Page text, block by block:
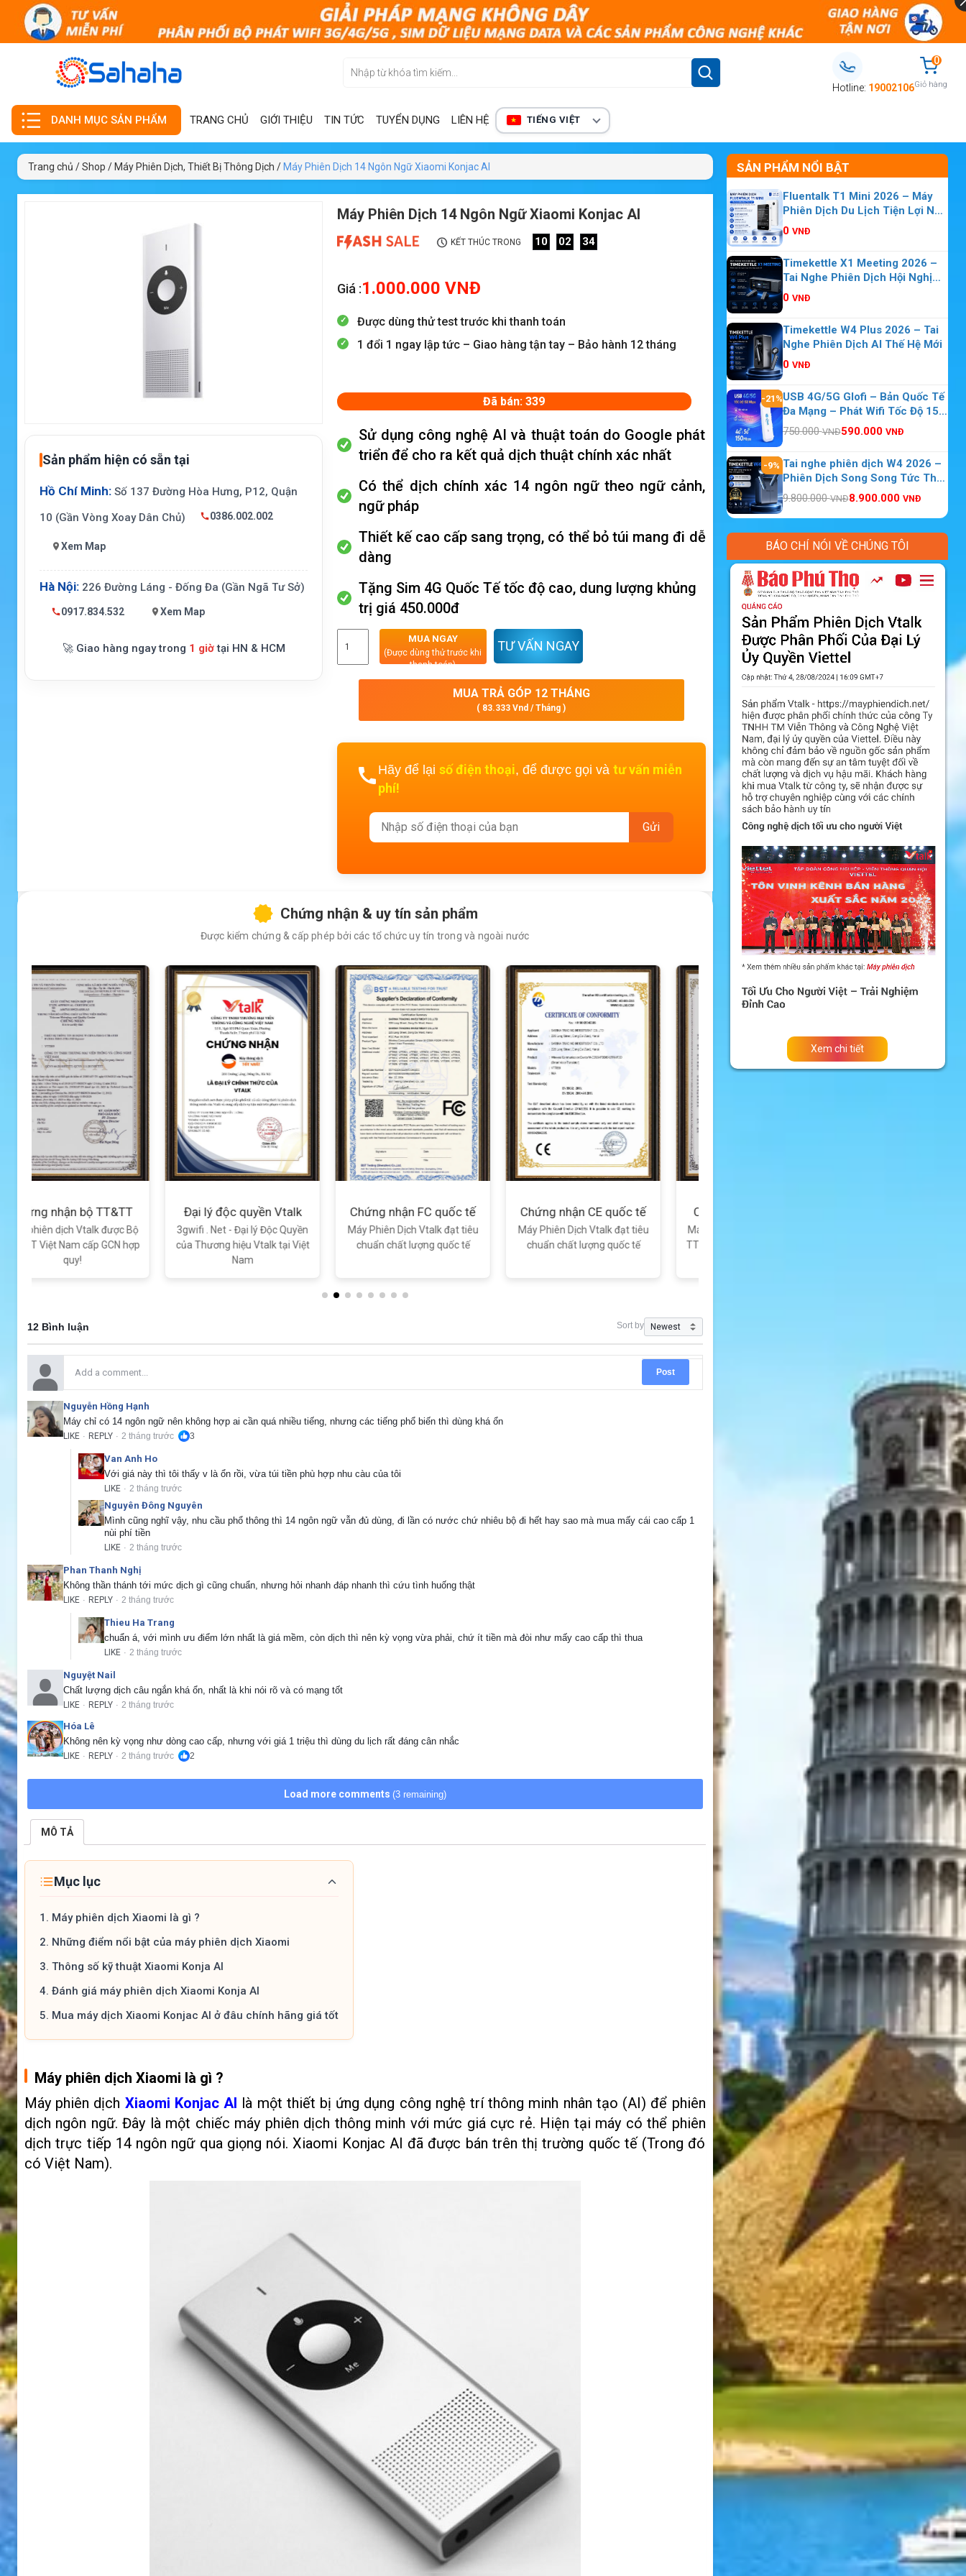
Hotline: 19002106
0
Giỏ hàng
DANH MỤC SẢN PHẨM TRANG CHỦ GIỚI THIỆU TIN TỨC TUYỂN DỤNG LIÊN HỆ TIẾNG VIỆT
Trang chủ /Shop / Máy Phiên Dịch, Thiết Bị Thông Dịch / Máy Phiên Dịch 14 Ngôn Ngữ Xiaomi Konjac AI
Sản phẩm hiện có sẵn tại
Hồ Chí Minh: Số 137 Đường Hòa Hưng, P12, Quận
10 (Gần Vòng Xoay Dân Chủ)
0386.002.002
Xem Map
Hà Nội: 226 Đường Láng - Đống Đa (Gần Ngã Tư Sở)
0917.834.532 Xem Map
🚀 Giao hàng ngay trong 1 giờtại HN & HCM
Máy Phiên Dịch 14 Ngôn Ngữ Xiaomi Konjac AI
KẾT THÚC TRONG 10 02 32
Giá :1.000.000VNĐ
Được dùng thử test trước khi thanh toán
1 đổi 1 ngay lập tức – Giao hàng tận tay – Bảo hành 12 tháng
Đã bán: 339
Sử dụng công nghệ AI và thuật toán do Google phát
triển để cho ra kết quả dịchthuật chính xác nhất
Có thể dịch chính xác 14 ngôn ngữ theo ngữ cảnh,
ngữ pháp
Thiết kế cao cấp sang trọng, có thể bỏ túi mang đi dễ
dàng
Tặng Sim 4G Quốc Tế tốc độ cao, dung lượng khủng
trị giá 450.000đ
MUA NGAY
(Được dùng thử trước khi
thanh toán)
TƯ VẤN NGAY
MUA TRẢ GÓP 12 THÁNG
( 83.333 Vnd / Tháng )
Hãy để lạisố điện thoại, để được gọi vàtư vấn miễn
phí!
Chứng nhận & uy tín sản phẩm
Được kiểm chứng & cấp phép bởi các tổ chức uy tín trong và ngoài nước
Đại lý độc quyền Vtalk
3gwifi . Net - Đại lý Độc Quyền
của Thương hiệu Vtalk tại Việt
Chứng nhận FC quốc tế
Máy Phiên Dịch Vtalk đạt tiêu
chuẩn chất lượng quốc tế
Chứng nhận CE quốc tế
Máy Phiên Dịch Vtalk đạt tiêu
chuẩn chất lượng quốc tế
Chứng nhận bộ TT&TT
Máy phiên dịch Vtalk được Bộ
TT&TT Việt Nam cấp GCN hợp
12 Bình luận Sort by
Post
Nguyễn Hồng Hạnh
Máy chỉ có 14 ngôn ngữ nên không hợp ai cần quá nhiều tiếng, nhưng các tiếng phổ biến thì dùng khá ổn
LIKE · REPLY · 2 tháng trước 3
Van Anh Ho
Với giá này thì tôi thấy v là ổn rồi, vừa túi tiền phù hợp nhu càu của tôi
LIKE · 2 tháng trước
Nguyên Đông Nguyên
Mình cũng nghĩ vậy, nhu cầu phổ thông thì 14 ngôn ngữ vẫn đủ dùng, đi lần có nước chứ nhiêu bộ đi hết hay sao mà mua mấy cái cao cấp 1
nùi phí tiền
LIKE · 2 tháng trước
Phan Thanh Nghị
Không thần thánh tới mức dịch gì cũng chuẩn, nhưng hỏi nhanh đáp nhanh thì cứu tình huống thật
LIKE · REPLY · 2 tháng trước
Thieu Ha Trang
chuẩn á, với mình ưu điểm lớn nhất là giá mềm, còn dịch thì nên kỳ vọng vừa phải, chứ ít tiền mà đòi như mấy cao cấp thì thua
LIKE · 2 tháng trước
Nguyệt Nail
Chất lượng dịch câu ngắn khá ổn, nhất là khi nói rõ và có mạng tốt
LIKE · REPLY · 2 tháng trước
Hóa Lê
Không nên kỳ vọng như dòng cao cấp, nhưng với giá 1 triệu thì dùng du lịch rất đáng cân nhắc
LIKE · REPLY · 2 tháng trước 2
Load more comments (3 remaining)
MÔ TẢ
Mục lục
1. Máy phiên dịch Xiaomi là gì ?
2. Những điểm nổi bật của máy phiên dịch Xiaomi
3. Thông số kỹ thuật Xiaomi Konja AI
4. Đánh giá máy phiên dịch Xiaomi Konja AI
5. Mua máy dịch Xiaomi Konjac AI ở đâu chính hãng giá tốt
Máy phiên dịch Xiaomi là gì ?
Máy phiên dịch Xiaomi Konjac AI là một thiết bị ứng dụng công nghệ trí thông minh nhân tạo (AI) để phiên
dịch ngôn ngữ. Đây là một chiếc máy phiên dịch thông minh với mức giá cực rẻ. Hiện tại máy có thể phiên
dịch trực tiếp 14 ngôn ngữ qua giọng nói. Xiaomi Konjac AI đã được bán trên thị trường quốc tế (Trong đó
có Việt Nam).
SẢN PHẨM NỔI BẬT
Fluentalk T1 Mini 2026 – Máy
Phiên Dịch Du Lịch Tiện Lợi Nhỏ
Gọn
0 VNĐ
Timekettle X1 Meeting 2026 –
Tai Nghe Phiên Dịch Hội Nghị
Nhiều Người
0 VNĐ
Timekettle W4 Plus 2026 – Tai
Nghe Phiên Dịch AI Thế Hệ Mới
0 VNĐ
-21%USB 4G/5G Glofi – Bản Quốc Tế
Đa Mạng – Phát Wifi Tốc Độ 150
Mbps 10 Thiết Bị Kết Nối
750.000VNĐ590.000 VNĐ
-9% Tai nghe phiên dịch W4 2026 –
Phiên Dịch Song Song Tức Thời
Theo Thời Gian Thực
9.800.000VNĐ8.900.000 VNĐ
BÁO CHÍ NÓI VỀ CHÚNG TÔI
Xem chi tiết Xem chi tiết Xem chi tiết Xem chi tiết